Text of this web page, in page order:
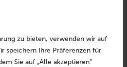
zu bieten, verwenden wir auf
speichern Ihre Präferenzen für
Sie auf „Alle akzeptieren“